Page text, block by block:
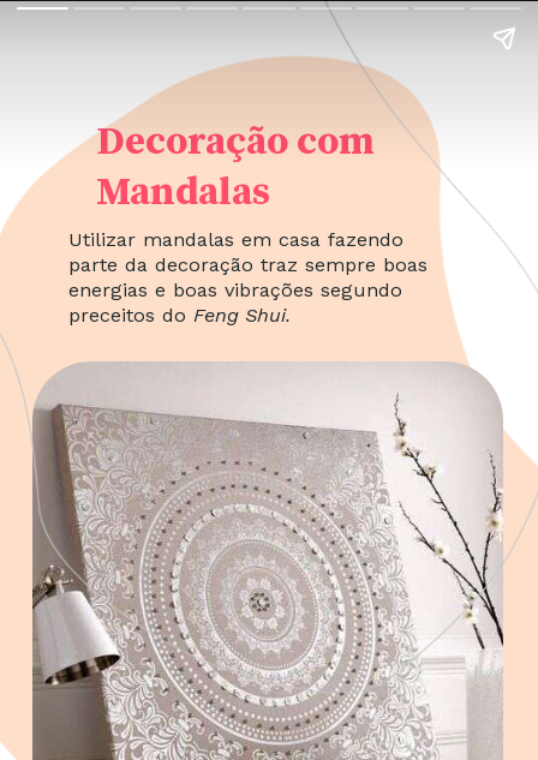
Utilizar mandalas em casa fazendo
parte da decoração traz sempre boas
energias e boas vibrações segundo
preceitos do Feng Shui.
Decoração com
Mandalas